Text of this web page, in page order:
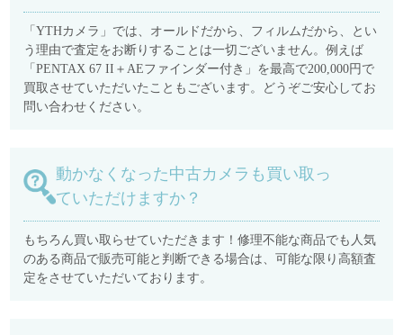
「YTHカメラ」では、オールドだから、フィルムだから、とい
う理由で査定をお断りすることは一切ございません。例えば
「PENTAX 67 II＋AEファインダー付き」を最高で200,000円で
買取させていただいたこともございます。どうぞご安心してお
問い合わせください。
動かなくなった中古カメラも買い取っ
ていただけますか？
もちろん買い取らせていただきます！修理不能な商品でも人気
のある商品で販売可能と判断できる場合は、可能な限り高額査
定をさせていただいております。